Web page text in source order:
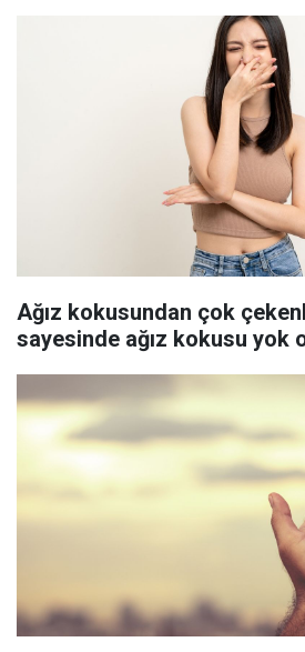
Ağız kokusundan çok
sayesinde ağız kokusu yok